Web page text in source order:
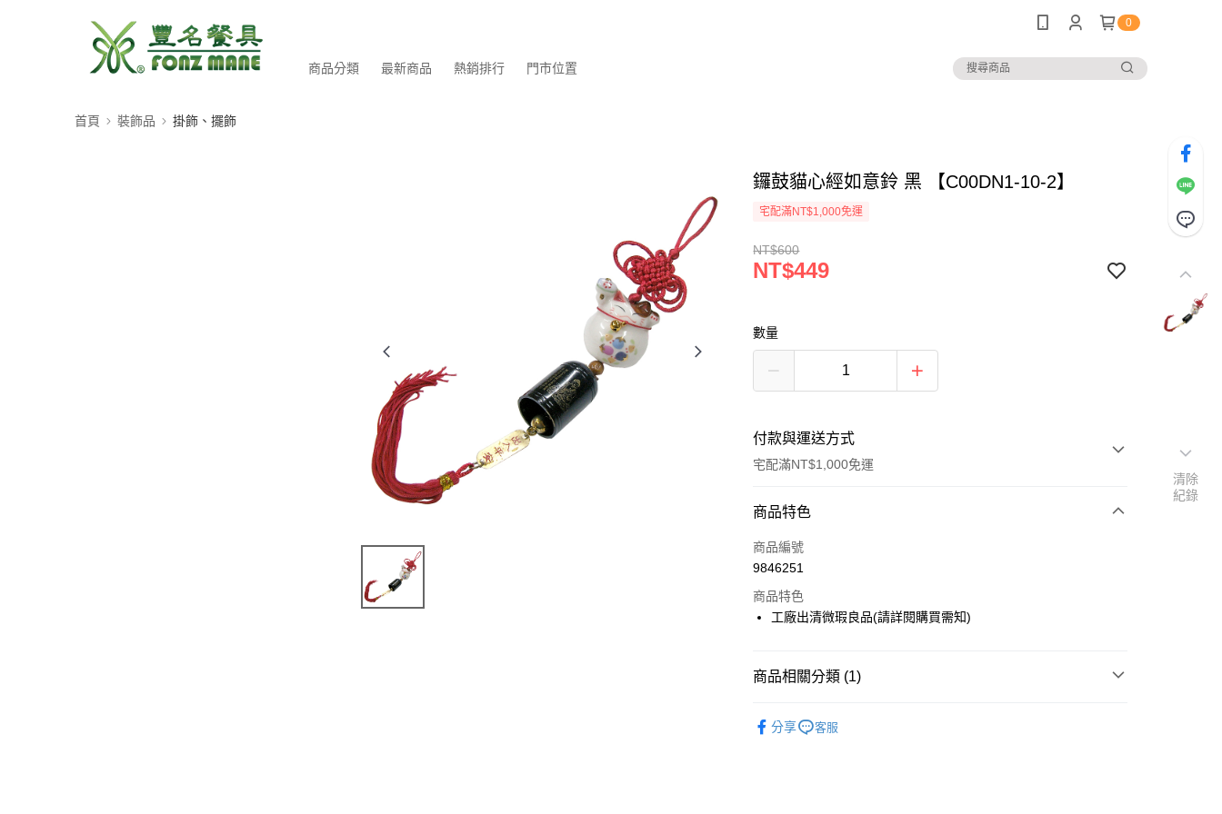
0
商品分類 最新商品 熱銷排行 門市位置
首頁 裝飾品 掛飾、擺飾
鑼鼓貓心經如意鈴 黑 【C00DN1-10-2】
宅配滿NT$1,000免運
NT$600
NT$449
數量
付款與運送方式
宅配滿NT$1,000免運
付款方式
信用卡一次付款
Apple Pay
悠遊付
商品特色
商品編號
9846251
商品特色
工廠出清微瑕良品(請詳閱購買需知)
商品相關分類 (1)
分享
客服
清除
紀錄